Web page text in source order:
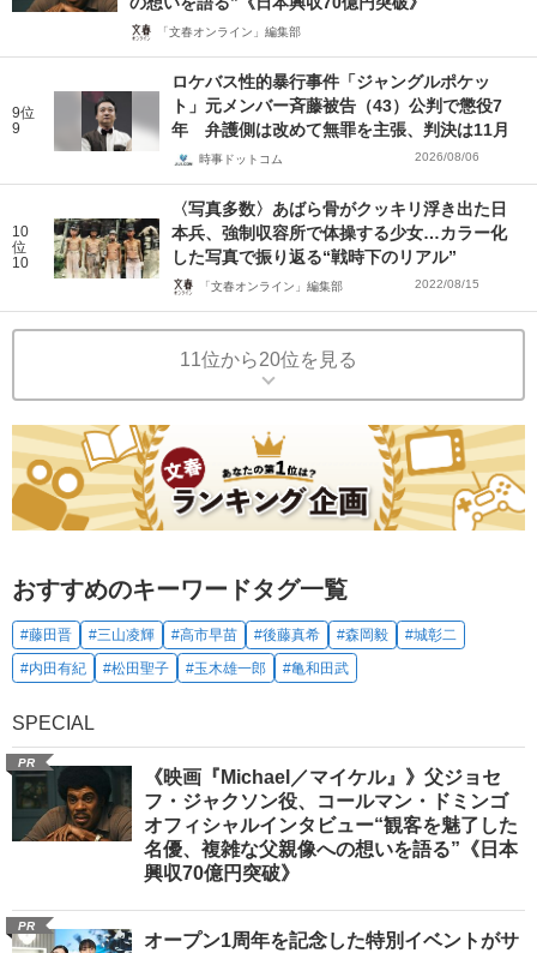
「文春オンライン」編集部
9位
9
ロケバス性的暴行事件「ジャングルポケッ
ト」元メンバー斉藤被告（43）公判で懲役7
年 弁護側は改めて無罪を主張、判決は11月
時事ドットコム 2026/08/06
10
位
10
〈写真多数〉あばら骨がクッキリ浮き出た日
本兵、強制収容所で体操する少女…カラー化
した写真で振り返る“戦時下のリアル”
「文春オンライン」編集部 2022/08/15
11位から20位を見る
おすすめのキーワードタグ一覧
#藤田晋 #三山凌輝 #高市早苗 #後藤真希 #森岡毅
#城彰二
#内田有紀
#松田聖子 #玉木雄一郎 #亀和田武
SPECIAL
PR
《映画『Michael／マイケル』》父ジョセ
フ・ジャクソン役、コールマン・ドミンゴ
オフィシャルインタビュー“観客を魅了した
名優、複雑な父親像への想いを語る”《日本
興収70億円突破》
PR
オープン1周年を記念した特別イベントがサ